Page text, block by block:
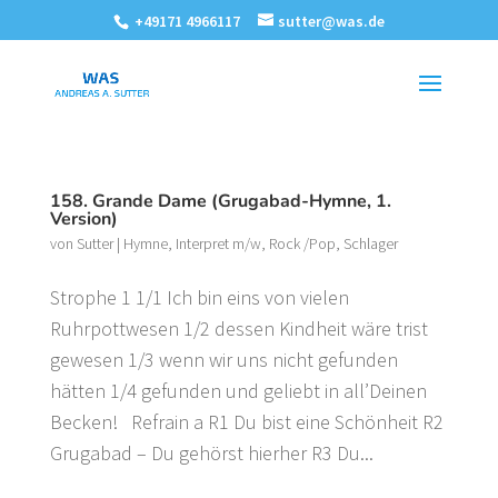
+49171 4966117 sutter@was.de
158. Grande Dame (Grugabad-Hymne, 1.
Version)
von Sutter| Hymne, Interpret m/w, Rock /Pop, Schlager
Strophe 1 1/1 Ich bin eins von vielen
Ruhrpottwesen 1/2 dessen Kindheit wäre trist
gewesen 1/3 wenn wir uns nicht gefunden
hätten 1/4 gefunden und geliebt in all’Deinen
Becken! Refrain a R1 Du bist eine Schönheit R2
Grugabad – Du gehörst hierher R3 Du...